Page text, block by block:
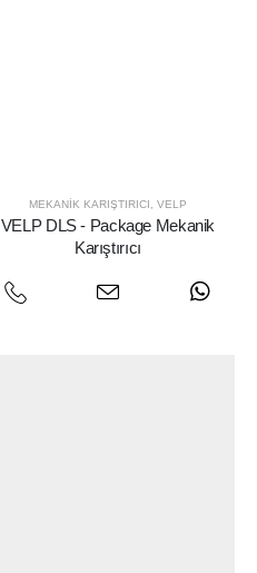
MEKANIK KARIŞTIRICI VELP
VELP DLS - Package Mekanik
Karıştırıcı